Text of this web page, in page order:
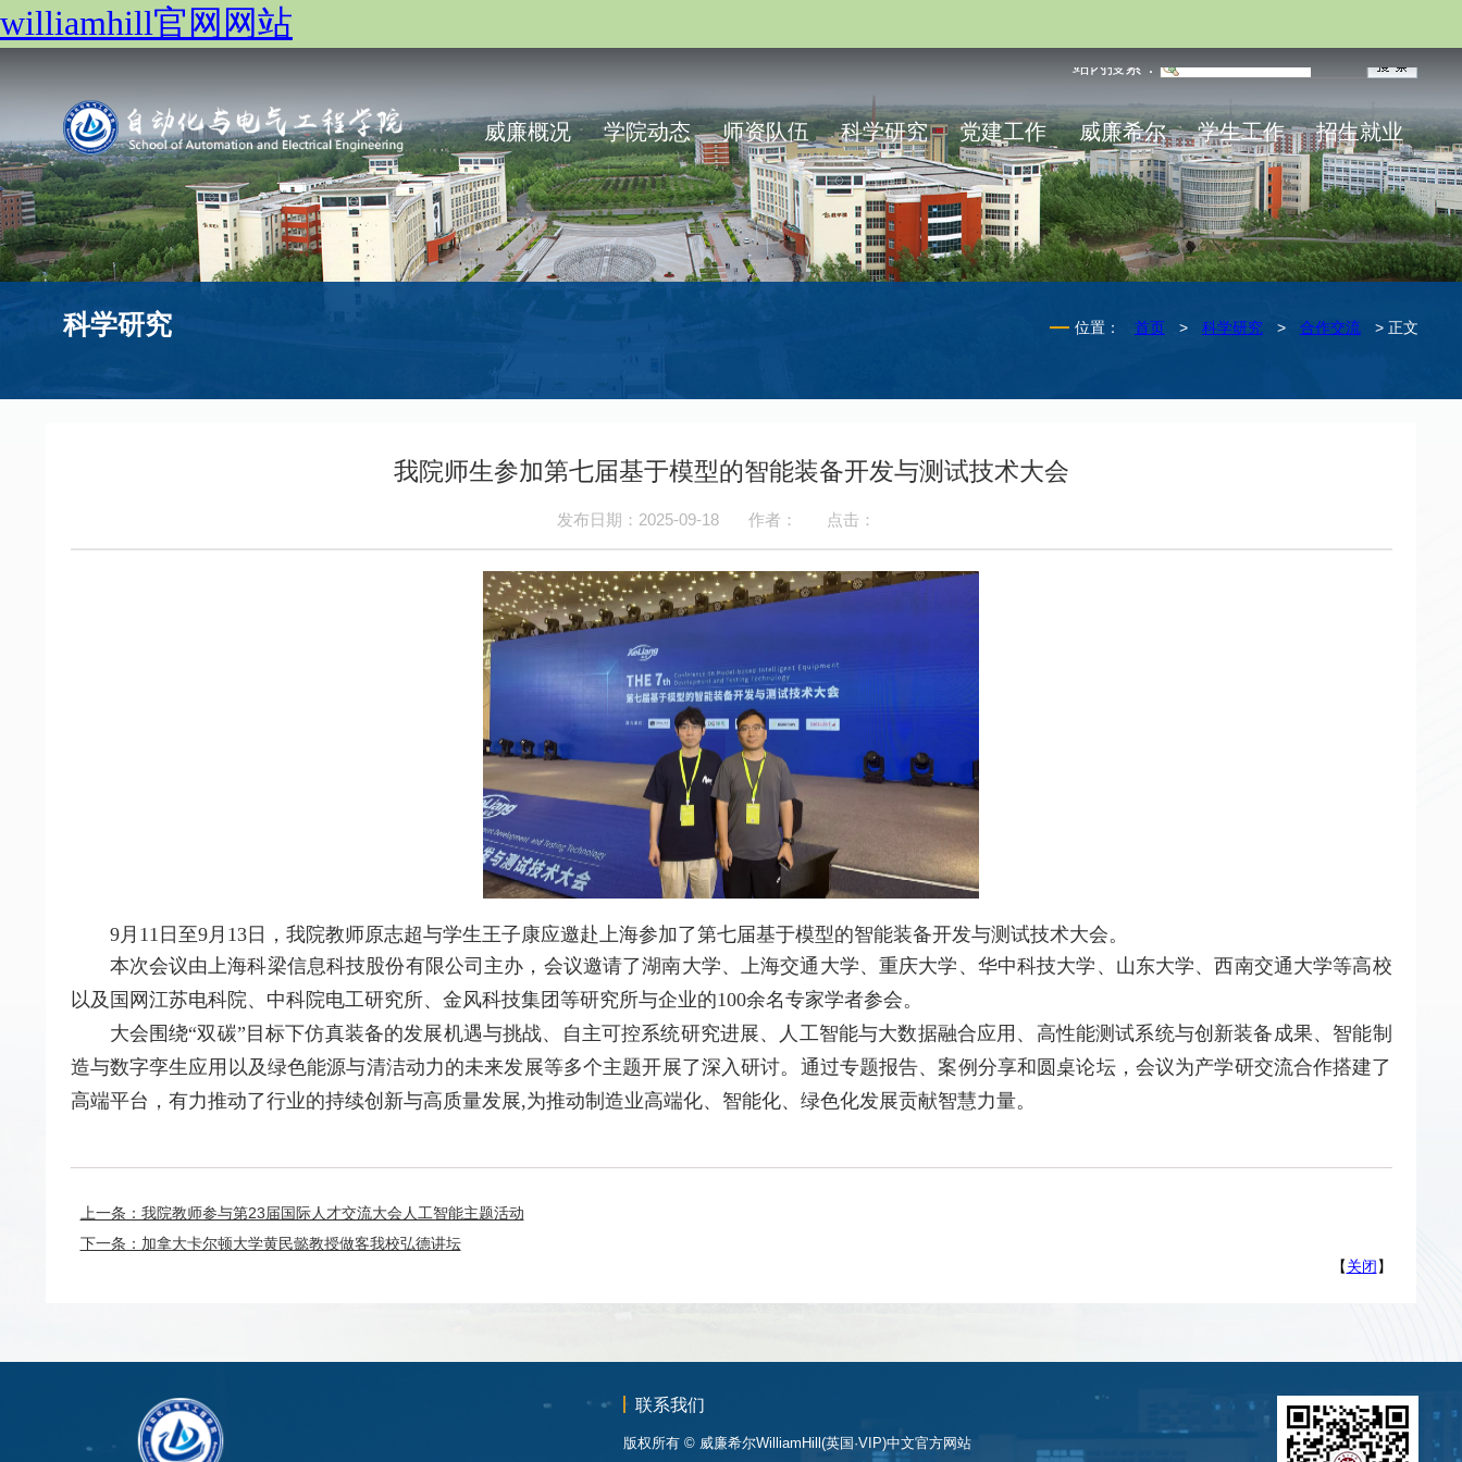
williamhill官网网站
站内搜索：
威廉概况 学院动态 师资队伍 科学研究 党建工作 威廉希尔 学生工作 招生就业
科学研究 位置： 首页 > 科学研究 > 合作交流 > 正文
我院师生参加第七届基于模型的智能装备开发与测试技术大会
发布日期：2025-09-18 作者： 点击：
9月 11 日至9月13日 ， 我院教师原志超与学生王子康应邀赴上海参加了第七届基于模型的智能装备开发与测试技术大会。
本次会议由 上海科梁信息科技股份有限公司 主办，会议邀请了湖南大学、上海交通大学、重庆大学、华中科技大学、山东大学、西南交通大学等高校
以及国网江苏电科院、中科院电工研究所、金风科技集团等研究所与企业的100余名专家学者参会。
大会围绕“双碳”目标下仿真装备的发展机遇与挑战、自主可控系统研究进展、人工智能与大数据融合应用、高性能测试系统与创新装备成果、智能制
造与数字孪生应用以及绿色能源与清洁动力的未来发展等多个主题开展了深入研讨。通过专题报告、案例分享和圆桌论坛，会议为产学研交流合作搭建了
高端平台，有力推动了行业的持续创新与高质量发展,为推动制造业高端化、智能化、绿色化发展贡献智慧力量。
上一条：我院教师参与第23届国际人才交流大会人工智能主题活动
下一条：加拿大卡尔顿大学黄民懿教授做客我校弘德讲坛
【关闭】
联系我们
版权所有 © 威廉希尔WilliamHill(英国·VIP)中文官方网站